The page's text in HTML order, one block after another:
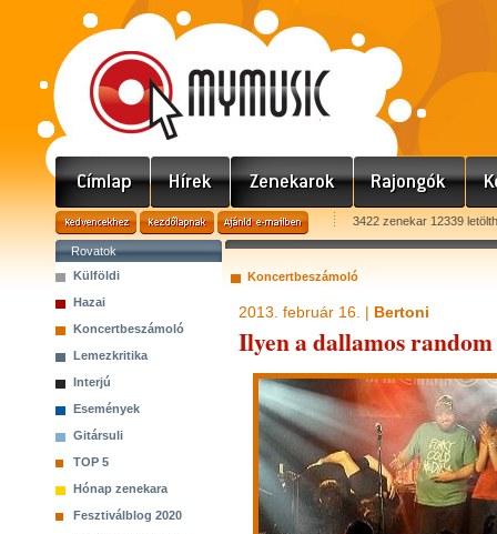
3422 zenekar 12339
Rovatok
Külföldi
Hazai
Koncertbeszámoló
Lemezkritika
Interjú
Események
Gitársuli
TOP 5
Hónap zenekara
Fesztiválblog 2020
Koncertbeszámoló
2013. február 16. | Bertoni
Ilyen a dallamos